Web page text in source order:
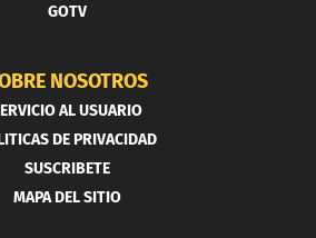
GOTV
NOSOTROS
AL USUARIO
DE PRIVACIDAD
SUSCRIBETE
MAPA DEL SITIO